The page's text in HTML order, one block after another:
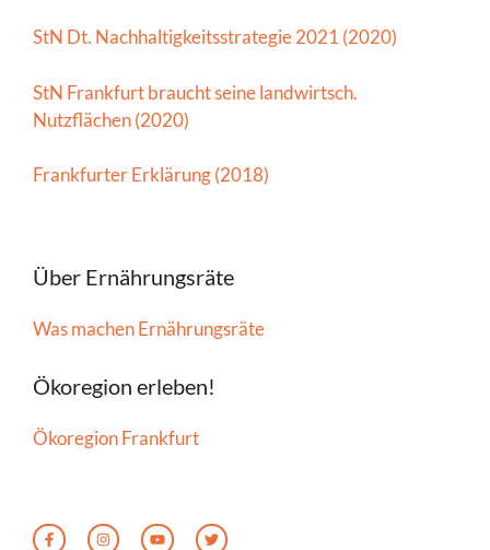
StN Dt. Nachhaltigkeitsstrategie 2021 (2020)
StN Frankfurt braucht seine landwirtsch.
Nutzflächen (2020)
Frankfurter Erklärung (2018)
Über Ernährungsräte
Was machen Ernährungsräte
Ökoregion erleben!
Ökoregion Frankfurt